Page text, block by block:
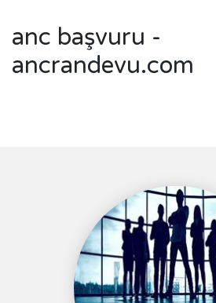
anc başvuru -
ancrandevu.com